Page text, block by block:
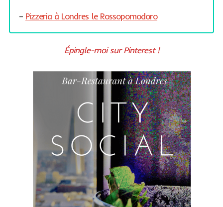
– Pizzeria à Londres le Rossopomodoro
Épingle-moi sur Pinterest !